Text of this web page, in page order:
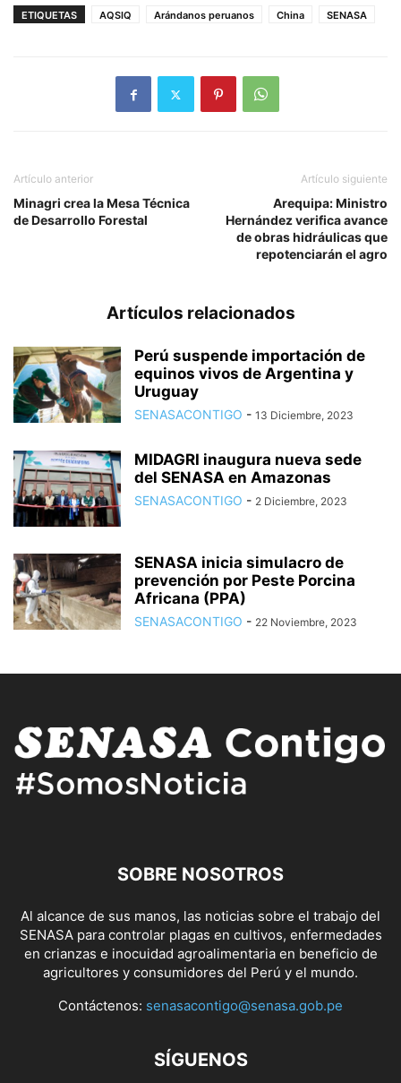
ETIQUETAS AQSIQ Arándanos peruanos China SENASA
Artículo anterior
Minagri crea la Mesa Técnica
de Desarrollo Forestal
Artículo siguiente
Arequipa: Ministro
Hernández verifica avance
de obras hidráulicas que
repotenciarán el agro
Artículos relacionados
Perú suspende importación de
equinos vivos de Argentina y
Uruguay
SENASACONTIGO - 13 Diciembre, 2023
MIDAGRI inaugura nueva sede
del SENASA en Amazonas
SENASACONTIGO - 2 Diciembre, 2023
SENASA inicia simulacro de
prevención por Peste Porcina
Africana (PPA)
SENASACONTIGO - 22 Noviembre, 2023
SOBRE NOSOTROS
Al alcance de sus manos, las noticias sobre el trabajo del
SENASA para controlar plagas en cultivos, enfermedades
en crianzas e inocuidad agroalimentaria en beneficio de
agricultores y consumidores del Perú y el mundo.
Contáctenos: senasacontigo@senasa.gob.pe
SÍGUENOS